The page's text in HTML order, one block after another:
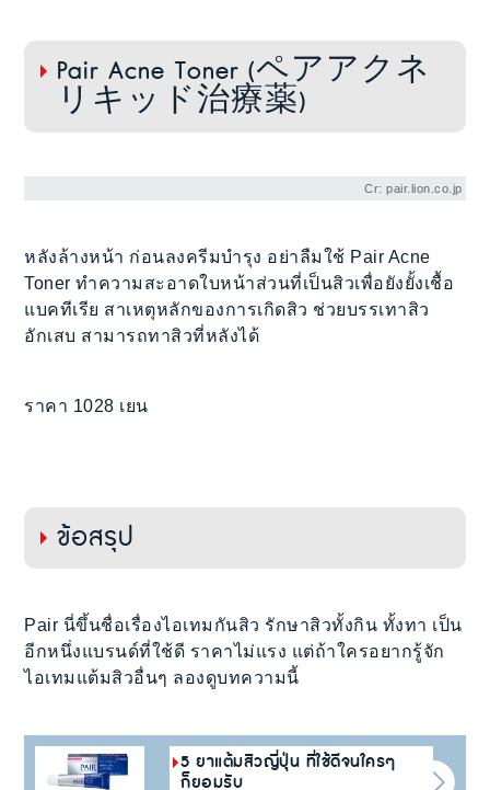
Pair Acne Toner (ペアアクネ
リキッド治療薬)
Cr: pair.lion.co.jp
หลังล้างหน้า ก่อนลงครีมบำรุง อย่าลืมใช้ Pair Acne
Toner ทำความสะอาดใบหน้าส่วนที่เป็นสิวเพื่อยังยั้งเชื้อ
แบคทีเรีย สาเหตุหลักของการเกิดสิว ช่วยบรรเทาสิว
อักเสบ สามารถทาสิวที่หลังได้
ราคา 1028 เยน
ข้อสรุป
Pair นี่ขึ้นชื่อเรื่องไอเทมกันสิว รักษาสิวทั้งกิน ทั้งทา เป็น
อีกหนึ่งแบรนด์ที่ใช้ดี ราคาไม่แรง แต่ถ้าใครอยากรู้จัก
ไอเทมแต้มสิวอื่นๆ ลองดูบทความนี้
5 ยาแต้มสิวญี่ปุ่น ที่ใช้ดีจนใครๆ
ก็ยอมรับ